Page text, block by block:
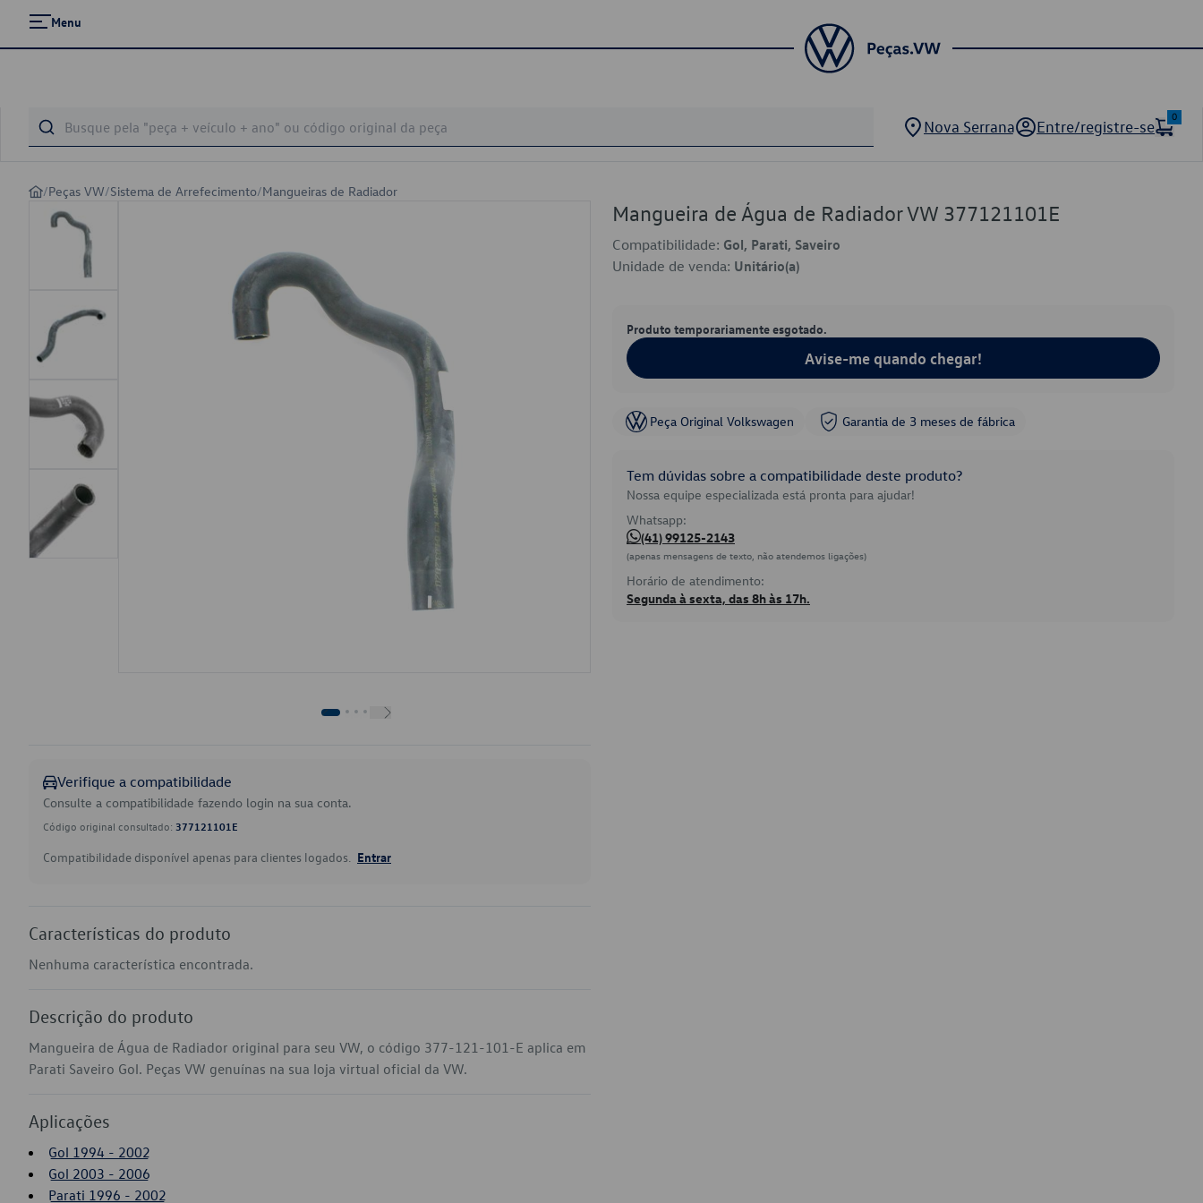
Menu
Nova Serrana Entre/registre-se
0
/Peças VW/Sistema de Arrefecimento/Mangueiras de Radiador
Verifique a compatibilidade
Consulte a compatibilidade fazendo login na sua conta.
Código original consultado: 377121101E
Compatibilidade disponível apenas para clientes logados. Entrar
Características do produto
Nenhuma característica encontrada.
Descrição do produto
Mangueira de Água de Radiador original para seu VW, o código 377-121-101-E aplica em
Parati Saveiro Gol. Peças VW genuínas na sua loja virtual oficial da VW.
Aplicações
Gol 1994 - 2002
Gol 2003 - 2006
Parati 1996 - 2002
Mangueira de Água de Radiador VW 377121101E
Compatibilidade: Gol, Parati, Saveiro
Unidade de venda: Unitário(a)
Produto temporariamente esgotado.
Avise-me quando chegar!
Peça Original Volkswagen Garantia de 3 meses de fábrica
Tem dúvidas sobre a compatibilidade deste produto?
Nossa equipe especializada está pronta para ajudar!
Whatsapp:
(41) 99125-2143
(apenas mensagens de texto, não atendemos ligações)
Horário de atendimento:
Segunda à sexta, das 8h às 17h.